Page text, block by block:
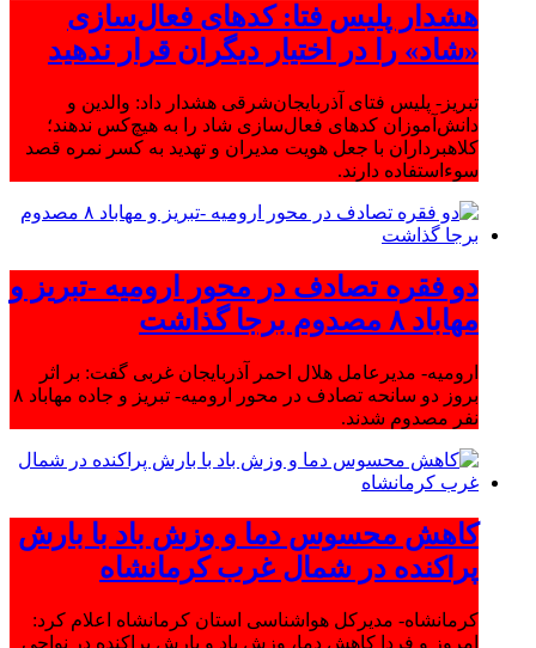
هشدار پلیس فتا: کدهای فعال‌سازی
«شاد» را در اختیار دیگران قرار ندهید
تبریز- پلیس فتای آذربایجان‌شرقی هشدار داد: والدین و
دانش‌آموزان کدهای فعال‌سازی شاد را به هیچ‌کس ندهند؛
کلاهبرداران با جعل هویت مدیران و تهدید به کسر نمره قصد
سوءاستفاده دارند.
دو فقره تصادف در محور ارومیه -تبریز و
مهاباد ۸ مصدوم برجا گذاشت
ارومیه- مدیرعامل هلال احمر آذربایجان غربی گفت: بر اثر
بروز دو سانحه تصادف در محور ارومیه- تبریز و جاده مهاباد ۸
نفر مصدوم شدند.
کاهش محسوس دما و وزش باد با بارش
پراکنده در شمال غرب کرمانشاه
کرمانشاه- مدیرکل هواشناسی استان کرمانشاه اعلام کرد:
امروز و فردا کاهش دما، وزش باد و بارش پراکنده در نواحی